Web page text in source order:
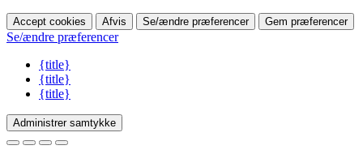
Accept cookies Afvis Se/ændre præferencer Gem præferencer
Se/ændre præferencer
{title}
{title}
{title}
Administrer samtykke